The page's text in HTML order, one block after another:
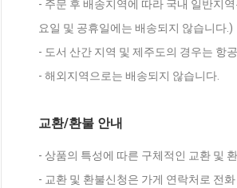
- 주문 후 배송지역에 따라 국내 일반지
요일 및 공휴일에는 배송되지 않습니다.)
- 도서 산간 지역 및 제주도의 경우는 항
- 해외지역으로는 배송되지 않습니다.
교환/환불 안내
- 상품의 특성에 따른 구체적인 교환 및
- 교환 및 환불신청은 가게 연락처로 전